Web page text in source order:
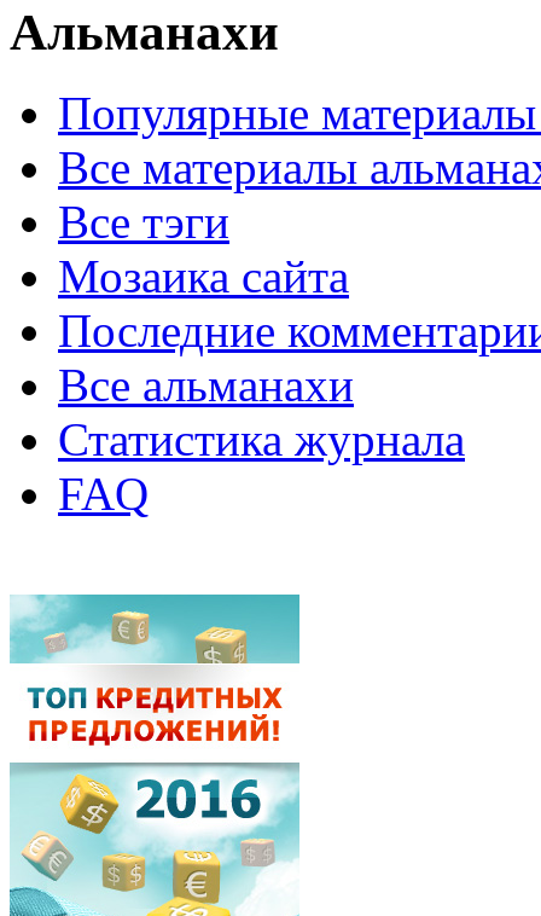
Альманахи
Популярные
Все материалы
Все тэги
Мозаика сайта
Последние
Все альманахи
Статистика журнала
FAQ